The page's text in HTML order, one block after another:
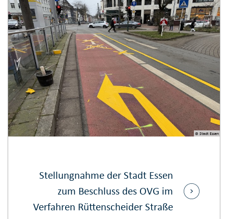
© Stadt Essen
Stellungnahme der Stadt Essen
zum Beschluss des OVG im
Verfahren Rüttenscheider Straße